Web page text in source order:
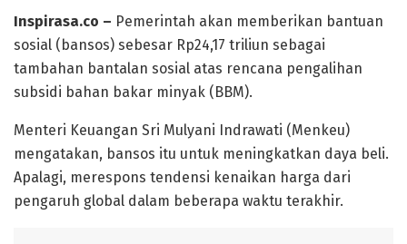
Inspirasa.co – Pemerintah akan memberikan bantuan
sosial (bansos) sebesar Rp24,17 triliun sebagai
tambahan bantalan sosial atas rencana pengalihan
subsidi bahan bakar minyak (BBM).
Menteri Keuangan Sri Mulyani Indrawati (Menkeu)
mengatakan, bansos itu untuk meningkatkan daya beli.
Apalagi, merespons tendensi kenaikan harga dari
pengaruh global dalam beberapa waktu terakhir.